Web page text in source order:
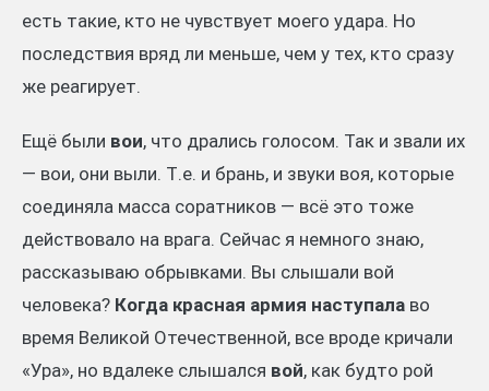
есть такие, кто не чувствует моего удара. Но
последствия вряд ли меньше, чем у тех, кто сразу
же реагирует.
Ещё были вои, что дрались голосом. Так и звали их
— вои, они выли. Т.е. и брань, и звуки воя, которые
соединяла масса соратников — всё это тоже
действовало на врага. Сейчас я немного знаю,
рассказываю обрывками. Вы слышали вой
человека? Когда красная армия наступала во
время Великой Отечественной, все вроде кричали
«Ура», но вдалеке слышался вой, как будто рой